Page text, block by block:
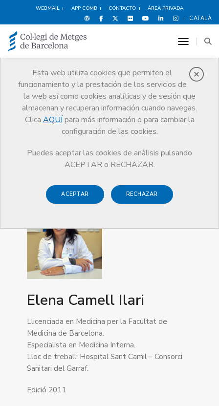
WEBMAIL APP COMB CONTACTO ÁREA PRIVADA
CATALÀ
Esta web utiliza cookies que permiten el
funcionamiento y la prestación de los servicios de
la web así como cookies analíticas y de sesión que
almacenan y recuperan información cuando navegas.
Clica AQUÍ para más información o para cambiar la
configuración de las cookies.
Puedes aceptar las cookies de anàlisis pulsando
ACEPTAR o RECHAZAR.
ACEPTAR RECHAZAR
toggle
Premios
El CoMB Guardonat Edició 2011
Guardonat Edició 2011
Elena Camell Ilari
Llicenciada en Medicina per la Facultat de
Medicina de Barcelona.
Especialista en Medicina Interna.
Lloc de treball: Hospital Sant Camil – Consorci
Sanitari del Garraf.
Edició 2011